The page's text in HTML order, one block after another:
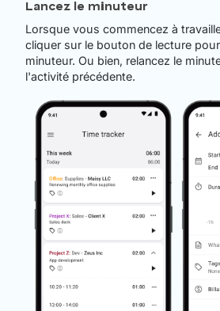
Lancez le minuteur
Lorsque vous commencez à
cliquer sur le bouton de lecture
minuteur. Ou bien, relancez le
l'activité précédente.